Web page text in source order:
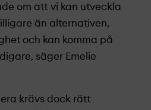
om att vi kan utveckla
än alternativen,
och kan komma på
säger Emelie
krävs dock rätt